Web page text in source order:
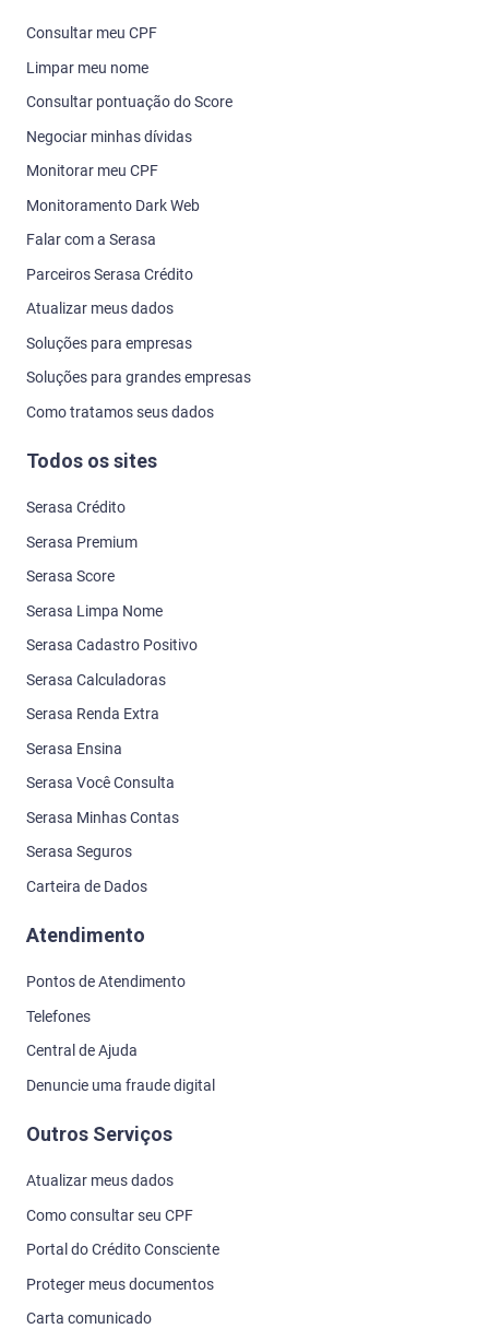
Consultar meu CPF
Limpar meu nome
Consultar pontuação do Score
Negociar minhas dívidas
Monitorar meu CPF
Monitoramento Dark Web
Falar com a Serasa
Parceiros Serasa Crédito
Atualizar meus dados
Soluções para empresas
Soluções para grandes empresas
Como tratamos seus dados
Todos os sites
Serasa Crédito
Serasa Premium
Serasa Score
Serasa Limpa Nome
Serasa Cadastro Positivo
Serasa Calculadoras
Serasa Renda Extra
Serasa Ensina
Serasa Você Consulta
Serasa Minhas Contas
Serasa Seguros
Carteira de Dados
Atendimento
Pontos de Atendimento
Telefones
Central de Ajuda
Denuncie uma fraude digital
Outros Serviços
Atualizar meus dados
Como consultar seu CPF
Portal do Crédito Consciente
Proteger meus documentos
Carta comunicado